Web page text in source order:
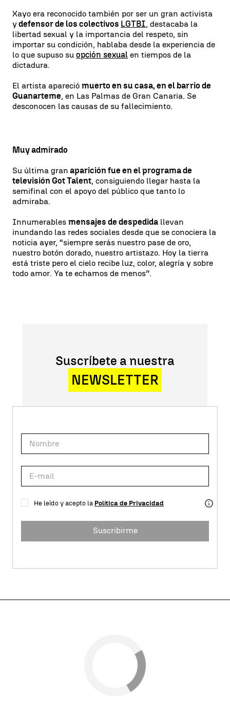
Xayo era reconocido también por ser un gran activista
ydefensor de los colectivos LGTBI, destacaba la
libertad sexual y la importancia del respeto, sin
importar su condición, hablaba desde la experiencia de
lo que supuso su opción sexual en tiempos de la
dictadura.
El artista apareció muerto en su casa, en el barrio de
Guanarteme, en Las Palmas de Gran Canaria. Se
desconocen las causas de su fallecimiento.
Muy admirado
Su última gran aparición fue en el programa de
televisión Got Talent, consiguiendo llegar hasta la
semifinal con el apoyo del público que tanto lo
admiraba.
Innumerables mensajes de despedida llevan
inundando las redes sociales desde que se conociera la
noticia ayer, “siempre serás nuestro pase de oro,
nuestro botón dorado, nuestro artistazo. Hoy la tierra
está triste pero el cielo recibe luz, color, alegría y sobre
todo amor. Ya te echamos de menos”.
Suscríbete a nuestra
NEWSLETTER
He leído y acepto la Política de Privacidad
Suscribirme